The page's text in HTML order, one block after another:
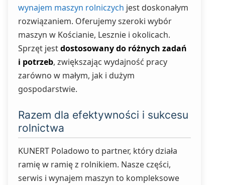
wynajem maszyn rolniczych jest doskonałym
rozwiązaniem. Oferujemy szeroki wybór
maszyn w Kościanie, Lesznie i okolicach.
Sprzęt jestdostosowany do różnych zadań
i potrzeb, zwiększając wydajność pracy
zarówno w małym, jak i dużym
gospodarstwie.
Razem dla efektywności i sukcesu
rolnictwa
KUNERT Poladowo to partner, który działa
ramię w ramię z rolnikiem. Nasze części,
serwis i wynajem maszyn to kompleksowe